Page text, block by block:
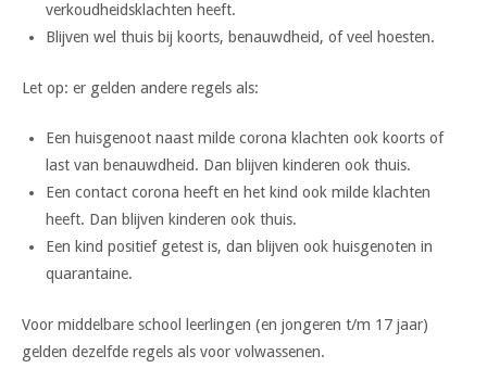
verkoudheidsklachten heeft.
Blijven wel thuis bij koorts, benauwdheid, of veel hoesten.
Let op: er gelden andere regels als:
Een huisgenoot naast milde corona klachten ook koorts of
last van benauwdheid. Dan blijven kinderen ook thuis.
Een contact corona heeft en het kind ook milde klachten
heeft. Dan blijven kinderen ook thuis.
Een kind positief getest is, dan blijven ook huisgenoten in
quarantaine.
Voor middelbare school leerlingen (en jongeren t/m 17 jaar)
gelden dezelfde regels als voor volwassenen.